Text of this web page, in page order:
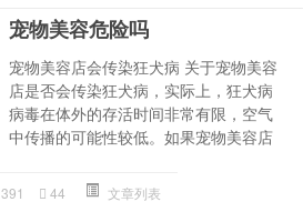
宠物美容危险吗
宠物美容店会传染狂犬病 关于宠物美容
店是否会传染狂犬病，实际上，狂犬病
病毒在体外的存活时间非常有限，空气
中传播的可能性较低。如果宠物美容店
391 44 文章列表